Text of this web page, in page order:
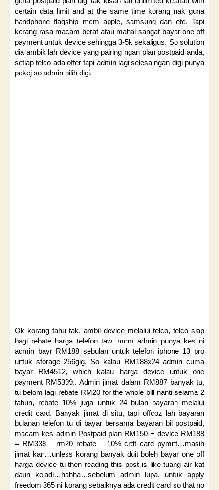
certain data limit and at the same time korang nak guna
handphone flagship mcm apple, samsung dan etc. Tapi
korang rasa macam berat atau mahal sangat bayar one off
payment untuk device sehingga 3-5k sekaligus. So solution
dia ambik lah device yang pairing ngan plan postpaid anda,
setiap telco ada offer tapi admin lagi selesa ngan digi punya
pakej so admin pilih digi.
Ok korang tahu tak, ambil device melalui telco, telco siap
bagi rebate harga telefon taw. mcm admin punya kes ni
admin bayr RM188 sebulan untuk telefon iphone 13 pro
untuk storage 256gig. So kalau RM188x24 admin cuma
bayar RM4512, which kalau harga device untuk one
payment RM5399.. Admin jimat dalam RM887 banyak tu,
tu belom lagi rebate RM20 for the whole bill nanti selama 2
tahun, rebate 10% juga untuk 24 bulan bayaran melalui
credit card. Banyak jimat di situ, tapi offcoz lah bayaran
bulanan telefon tu di bayar bersama bayaran bil postpaid,
macam kes admin Postpaid plan RM150 + device RM188
= RM338 – rm20 rebate – 10% crdt card pymnt…masih
jimat kan…unless korang banyak duit boleh bayar one off
harga device tu then reading this post is like tuang air kat
daun keladi…hahha…sebelum admin lupa, untuk apply
freedom 365 ni korang sebaiknya ada credit card so that no